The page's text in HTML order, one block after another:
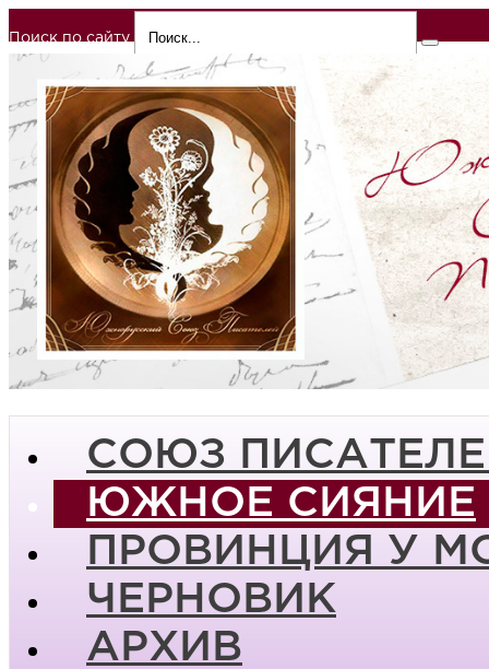
Поиск по сайту
СОЮЗ
ЮЖНОЕ СИЯНИЕ
ПРОВИНЦИЯ У
ЧЕРНОВИК
АРХИВ